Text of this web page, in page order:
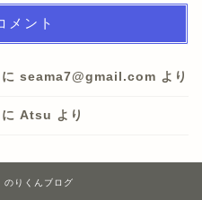
メント
に seama7@gmail.com より
に Atsu より
りくんブログ